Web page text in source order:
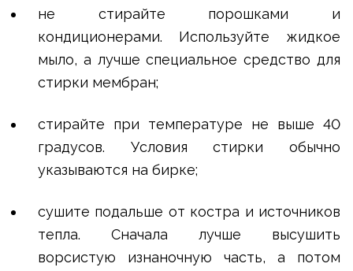
не стирайте порошками и
кондиционерами. Используйте жидкое
мыло, а лучше специальное средство для
стирки мембран;
стирайте при температуре не выше 40
градусов. Условия стирки обычно
указываются на бирке;
сушите подальше от костра и источников
тепла. Сначала лучше высушить
ворсистую изнаночную часть, а потом